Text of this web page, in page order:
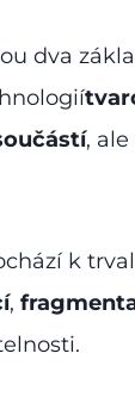
dva
,
k
,